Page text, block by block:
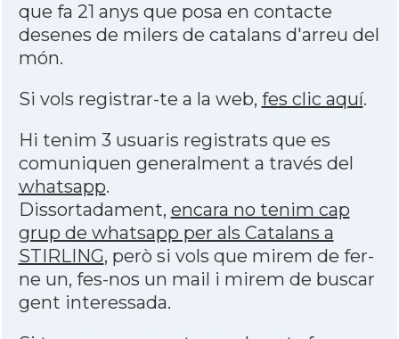
que fa 21 anys que posa en contacte
desenes de milers de catalans d'arreu del
món.
Si vols registrar-te a la web, fes clic aquí.
Hi tenim 3 usuaris registrats que es
comuniquen generalment a través del
whatsapp.
Dissortadament, encara no tenim cap
grup de whatsapp per als Catalans a
STIRLING, però si vols que mirem de fer-
ne un, fes-nos un mail i mirem de buscar
gent interessada.